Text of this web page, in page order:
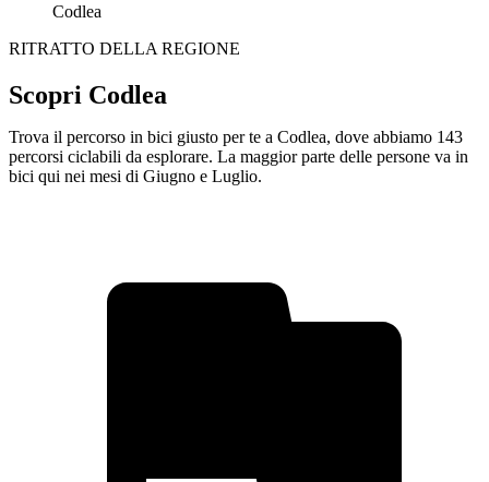
Codlea
RITRATTO DELLA REGIONE
Scopri Codlea
Trova il percorso in bici giusto per te a Codlea, dove abbiamo 143
percorsi ciclabili da esplorare. La maggior parte delle persone va in
bici qui nei mesi di Giugno e Luglio.